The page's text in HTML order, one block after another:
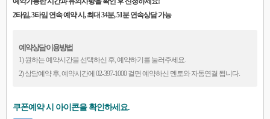
2타임, 3타임 연속 예약 시, 최대 34분, 51분 연속상담 가능
예약상담 이용방법
1) 원하는 예약시간을 선택하신 후, 예약하기를 눌러주세요.
2) 상담예약 후, 예약시간에 02-397-1000 걸면 예약하신 멘토와 자동연결 됩니다.
쿠폰예약 시 아이콘을 확인하세요.